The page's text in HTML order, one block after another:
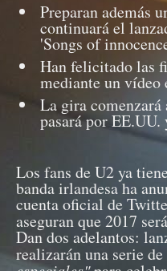
Preparan además
continuará el
'Songs of
Han felicitado las
mediante un
La gira
pasará por EE.UU.
Los fans de U2 ya
banda irlandesa ha
cuenta oficial de
aseguran que 2017
Dan dos adelantos:
realizarán una serie